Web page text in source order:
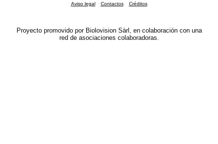
Aviso legal Contactos Créditos
Proyecto promovido por Biolovision Sàrl, en colaboración con una
red de asociaciones colaboradoras.